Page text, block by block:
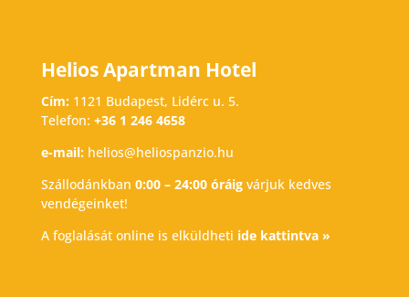
Helios Apartman Hotel
Cím:1121 Budapest, Lidérc u. 5.
Telefon: +36 1 246 4658
e-mail:helios@heliospanzio.hu
Szállodánkban 0:00 – 24:00 óráigvárjuk kedves
vendégeinket!
A foglalását online is elküldheti ide kattintva »